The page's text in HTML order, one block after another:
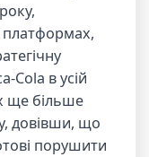
Cola в усій
ще більше
довівши, що
порушити